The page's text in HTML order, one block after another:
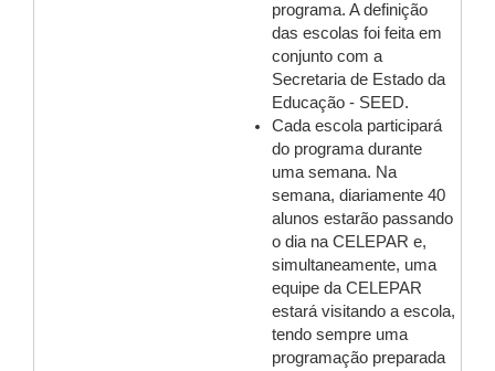
programa. A definição
das escolas foi feita em
conjunto com a
Secretaria de Estado da
Educação - SEED.
Cada escola participará
do programa durante
uma semana. Na
semana, diariamente 40
alunos estarão passando
o dia na CELEPAR e,
simultaneamente, uma
equipe da CELEPAR
estará visitando a escola,
tendo sempre uma
programação preparada